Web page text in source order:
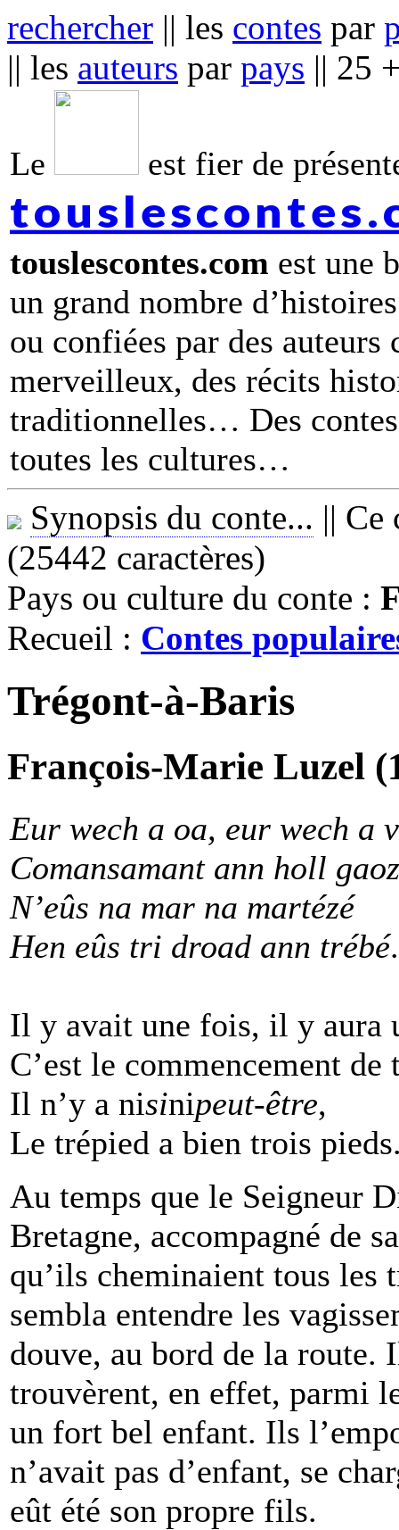
rechercher || les contes par
|| les auteurs par pays || 25
Le est fier de
touslescontes.com est une
un grand nombre
ou confiées par des
merveilleux, des récits
traditionnelles… Des
toutes les cultures
Synopsis du conte... || Ce
(25442 caractères)
Pays ou culture du conte :
Recueil : Contes
Trégont-à-Baris
François-Marie Luzel
Eur wech a oa, eur wech a
Comansamant ann holl
N’eûs na mar na martézé
Hen eûs tri droad ann trébé.
Il y avait une fois, il y aura
C’est le commencement de
Il n’y a nisinipeut-être,
Le trépied a bien trois
Au temps que le Seigneur
Bretagne, accompagné de
qu’ils cheminaient tous
sembla entendre les
douve, au bord de la route.
trouvèrent, en effet, parmi
un fort bel enfant. Ils
n’avait pas d’enfant, se
eût été son propre fils.